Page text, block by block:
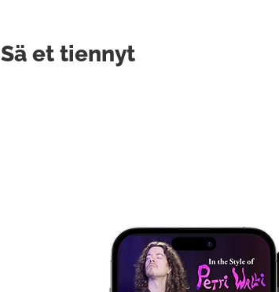
et tiennyt